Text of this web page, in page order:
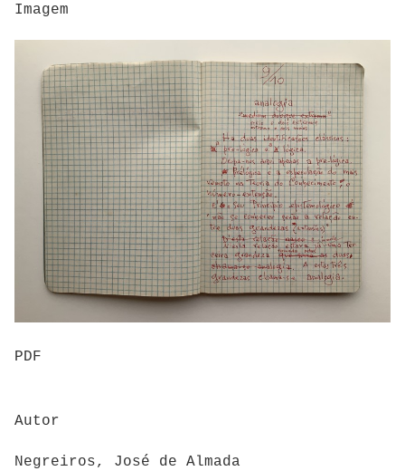
Imagem
PDF
Autor
Negreiros, José de Almada